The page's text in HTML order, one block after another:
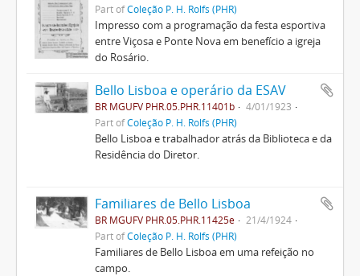
Part ofColeção P. H. Rolfs (PHR)
Impresso com a programação da festa esportiva
entre Viçosa e Ponte Nova em benefício a igreja
do Rosário.
Bello Lisboa e operário da ESAV
BR MGUFV PHR.05.PHR.11401b
4/01/1923
Part ofColeção P. H. Rolfs (PHR)
Bello Lisboa e trabalhador atrás da Biblioteca e da
Residência do Diretor.
Familiares de Bello Lisboa
BR MGUFV PHR.05.PHR.11425e
21/4/1924
Part ofColeção P. H. Rolfs (PHR)
Familiares de Bello Lisboa em uma refeição no
campo.